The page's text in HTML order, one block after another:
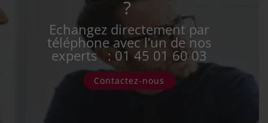
?
Echangez directement par
téléphone avec l’un de nos
experts : 01 45 01 60 03
Contactez-nous